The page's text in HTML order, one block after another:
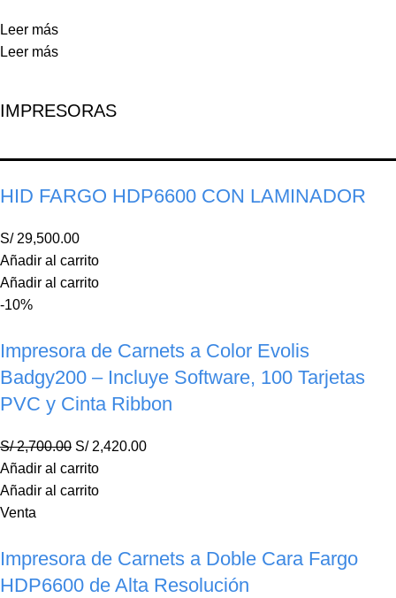
Leer más
Leer más
IMPRESORAS
HID FARGO HDP6600 CON LAMINADOR
S/29,500.00
Añadir al carrito
Añadir al carrito
-10%
Impresora de Carnets a Color Evolis
Badgy200 – Incluye Software, 100 Tarjetas
PVC y Cinta Ribbon
S/2,700.00 S/2,420.00
Añadir al carrito
Añadir al carrito
Venta
Impresora de Carnets a Doble Cara Fargo
HDP6600 de Alta Resolución